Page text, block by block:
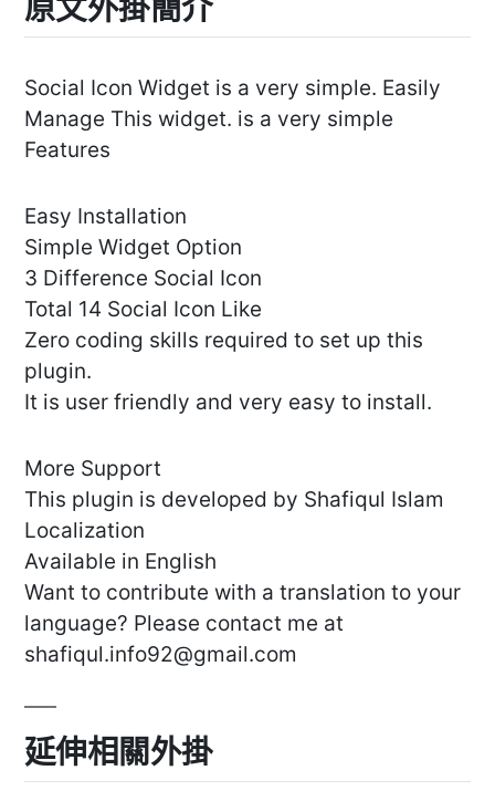
原文外掛簡介
Social Icon Widget is a very simple. Easily
Manage This widget. is a very simple
Features
Easy Installation
Simple Widget Option
3 Difference Social Icon
Total 14 Social Icon Like
Zero coding skills required to set up this
plugin.
It is user friendly and very easy to install.
More Support
This plugin is developed by Shafiqul Islam
Localization
Available in English
Want to contribute with a translation to your
language? Please contact me at
shafiqul.info92@gmail.com
延伸相關外掛